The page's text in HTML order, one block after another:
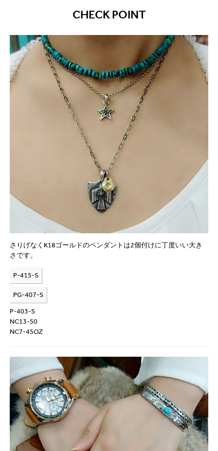
CHECK POINT
さりげなくK18ゴールドのペンダントは2個付けに丁度いい大き
さです。
P-415-S
PG-407-S
P-403-S
NC13-50
NC7-45OZ